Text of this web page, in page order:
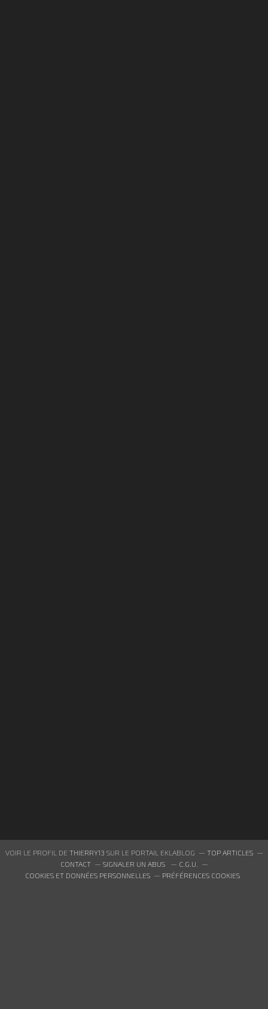
VOIR LE PROFIL DE THIERRY13 SUR LE PORTAIL EKLABLOG
TOP ARTICLES
CONTACT
SIGNALER UN ABUS
C.G.U.
COOKIES ET DONNÉES PERSONNELLES
PRÉFÉRENCES COOKIES